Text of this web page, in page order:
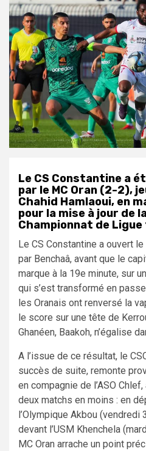
Le CS Constantine a
par le MC Oran (2-2),
Chahid Hamlaoui, en
pour la mise à jour de
Championnat de Ligue
Le CS Constantine a ouvert
par Benchaâ, avant que le
marque à la 19e minute, sur
qui s’est transformé en
les Oranais ont renversé la
le score sur une tête de
Ghanéen, Baakoh, n’égalise
A l’issue de ce résultat, le
succès de suite, remonte
en compagnie de l’ASO
deux matchs en moins : en
l’Olympique Akbou (vendredi
devant l’USM Khenchela
MC Oran arrache un point